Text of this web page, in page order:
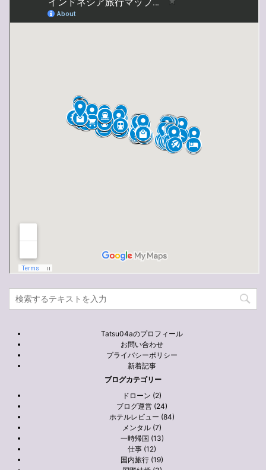
Tatsu04aのプロフィール
お問い合わせ
プライバシーポリシー
新着記事
ブログカテゴリー
ドローン (2)
ブログ運営 (24)
ホテルレビュー (84)
メンタル (7)
一時帰国 (13)
仕事 (12)
国内旅行 (19)